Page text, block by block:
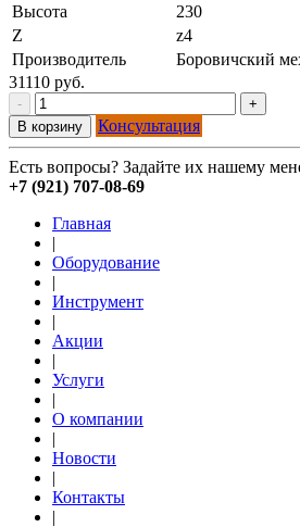
Высота
230
Z
z4
Производитель
Боровичский
31110 руб.
-
+
В корзину
Консультация
Есть вопросы? Задайте их нашему
+7 (921) 707-08-69
Главная
|
Оборудование
|
Инструмент
|
Акции
|
Услуги
|
О компании
|
Новости
|
Контакты
|